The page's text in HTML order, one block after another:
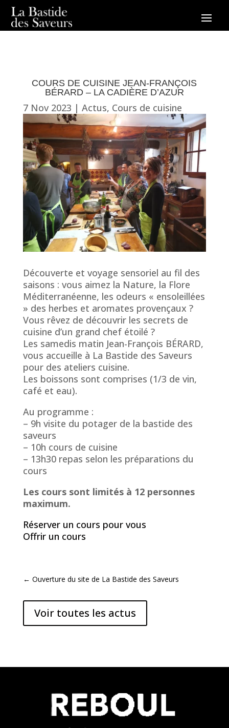
COURS DE CUISINE JEAN-FRANÇOIS
BÉRARD – LA CADIÈRE D’AZUR
7 Nov 2023 | Actus, Cours de cuisine
Découverte et voyage sensoriel au fil des
saisons : vous aimez la Nature, la Flore
Méditerranéenne, les odeurs « ensoleillées
» des herbes et aromates provençaux ?
Vous rêvez de découvrir les secrets de
cuisine d’un grand chef étoilé ?
Les samedis matin Jean-François BÉRARD,
vous accueille à La Bastide des Saveurs
pour des ateliers cuisine.
Les boissons sont comprises (1/3 de vin,
café et eau).
Au programme :
– 9h visite du potager de la bastide des
saveurs
– 10h cours de cuisine
– 13h30 repas selon les préparations du
cours
Les cours sont limités à 12 personnes
maximum.
Réserver un cours pour vous
Offrir un cours
← Ouverture du site de La Bastide des Saveurs
Voir toutes les actus